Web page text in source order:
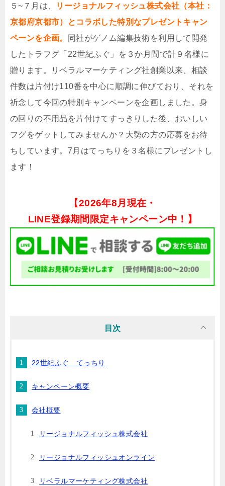
５~７月は、
リージョナルフィッシュ株式会社（本社：
京都府京都市）とコラボした特別なプレゼントキャン
ペーンを企画。
同社がゲノム編集技術を利⽤して開発
したトラフグ「22世紀ふぐ」を３か⽉間で計９名様に
贈ります。リベラルマーケティング社創業以来、相談
件数は⽚付け110番を中⼼に順調に伸びており、それを
祈念して今回の特別キャンペーンを企画しました。⾝
の回りの不⽤品を⽚付けてすっきりした後、おいしい
フグをゲットしてみませんか？⼤勢の⽅の応募をお待
ちしています。7月はてっちりを３名様にプレゼントし
ます！
【2026年8月現在・
LINE登録期間限定キャンペーン中！】
目次
22世紀ふぐ てっちり
キャンペーン概要
会社概要
リージョナルフィッシュ株式会社
リージョナルフィッシュオンライン
リベラルマーケティング株式会社